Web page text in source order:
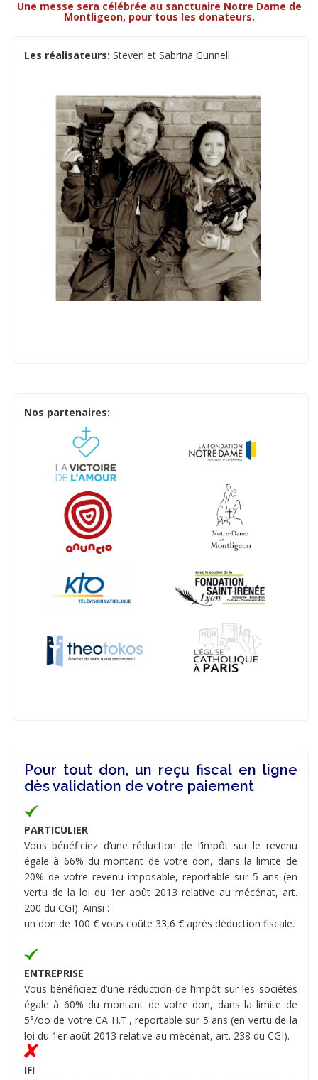
Une messe sera célébrée au sanctuaire Notre Dame de
Montligeon, pour tous les donateurs.
Les réalisateurs: Steven et Sabrina Gunnell
Nos partenaires:
Pour tout don, un reçu fiscal en ligne
dès validation de votre paiement
PARTICULIER
Vous bénéficiez d’une réduction de l’impôt sur le revenu
égale à 66% du montant de votre don, dans la limite de
20% de votre revenu imposable, reportable sur 5 ans (en
vertu de la loi du 1er août 2013 relative au mécénat, art.
200 du CGI). Ainsi :
un don de 100 € vous coûte 33,6 € après déduction fiscale.
ENTREPRISE
Vous bénéficiez d’une réduction de l’impôt sur les sociétés
égale à 60% du montant de votre don, dans la limite de
5°/oo de votre CA H.T., reportable sur 5 ans (en vertu de la
loi du 1er août 2013 relative au mécénat, art. 238 du CGI).
IFI